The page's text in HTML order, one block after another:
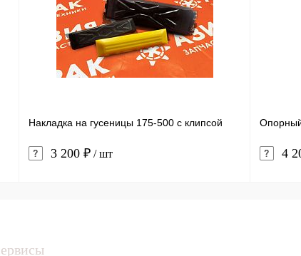
Накладка на гусеницы 175-500 с клипсой
3 200 ₽ / шт 4